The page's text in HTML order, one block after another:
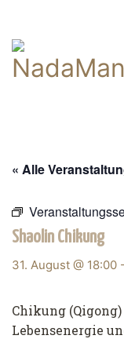
« Alle
Shaolin Chikung
31. August @ 18:00 -
Chikung
Lebensenergie